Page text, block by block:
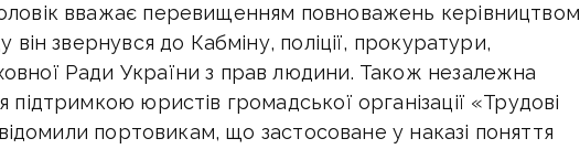
вважає перевищенням повноважень керівництвом
він звернувся до Кабміну, поліції, прокуратури,
Ради України з прав людини. Також незалежна
підтримкою юристів громадської організації «Трудові
портовикам, що застосоване у наказі поняття